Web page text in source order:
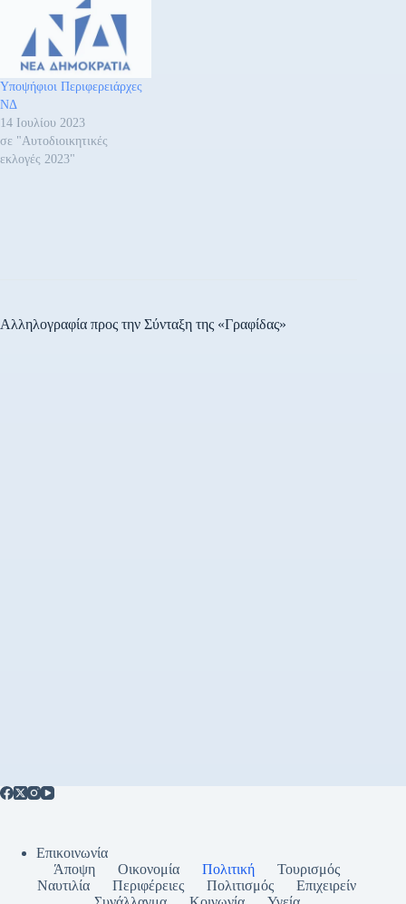
Υποψήφιοι Περιφερειάρχες
ΝΔ
14 Ιουλίου 2023
σε "Αυτοδιοικητικές
εκλογές 2023"
Αλληλογραφία προς την Σύνταξη της «Γραφίδας»
Επικοινωνία
Άποψη
Οικονομία Πολιτική
Τουρισμός
Ναυτιλία
Περιφέρειες Πολιτισμός
Επιχειρείν